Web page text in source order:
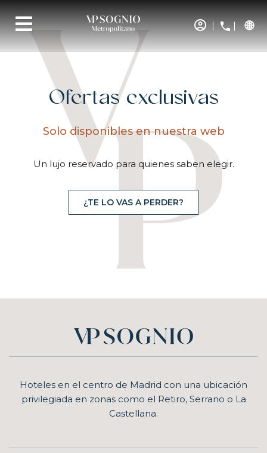
Ofertas exclusivas
Solo disponibles en nuestra web
Un lujo reservado para quienes saben elegir.
¿TE LO VAS A PERDER?
Hoteles en el centro de Madrid con una ubicación
privilegiada en zonas como el Retiro, Serrano o La
Castellana.